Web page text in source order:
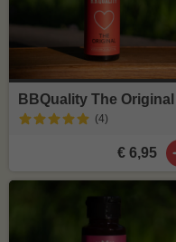
BBQuality The Original
(4)
€ 6,95